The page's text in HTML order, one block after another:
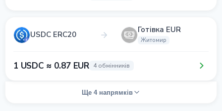
USDC ERC20 Готівка EUR
Житомир
1 USDC ≈ 0.87 EUR 4 обмінників
Ще 4 напрямків